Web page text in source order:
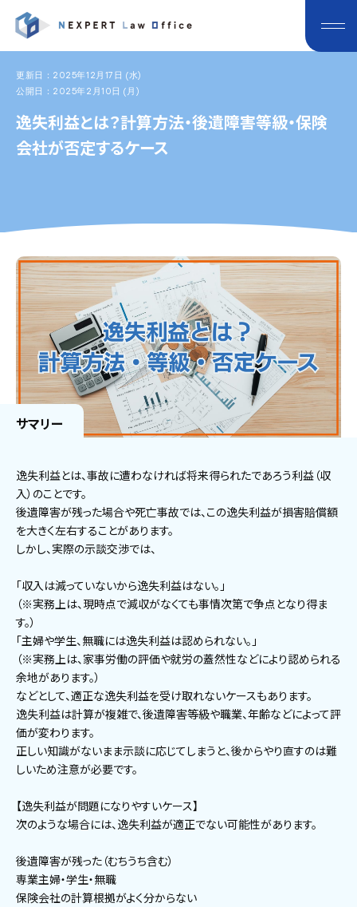
更新日：2025年12月17日 (水)
公開日：2025年2月10日 (月)
逸失利益とは？計算方法・後遺障害等級・保険
会社が否定するケース
サマリー
逸失利益とは、事故に遭わなければ将来得られたであろう利益（収
入）のことです。
後遺障害が残った場合や死亡事故では、この逸失利益が損害賠償額
を大きく左右することがあります。
しかし、実際の示談交渉では、
「収入は減っていないから逸失利益はない。」
（※実務上は、現時点で減収がなくても事情次第で争点となり得ま
す。）
「主婦や学生、無職には逸失利益は認められない。」
（※実務上は、家事労働の評価や就労の蓋然性などにより認められる
余地があります。）
などとして、適正な逸失利益を受け取れないケースもあります。
逸失利益は計算が複雑で、後遺障害等級や職業、年齢などによって評
価が変わります。
正しい知識がないまま示談に応じてしまうと、後からやり直すのは難
しいため注意が必要です。
【逸失利益が問題になりやすいケース】
次のような場合には、逸失利益が適正でない可能性があります。
後遺障害が残った（むちうち含む）
専業主婦・学生・無職
保険会社の計算根拠がよく分からない